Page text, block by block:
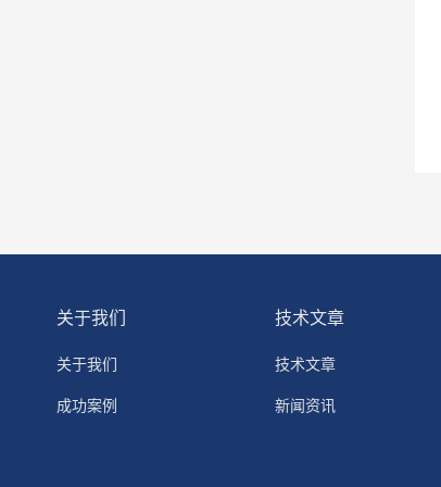
关于我们
关于我们
成功案例
技术文章
技术文章
新闻资讯